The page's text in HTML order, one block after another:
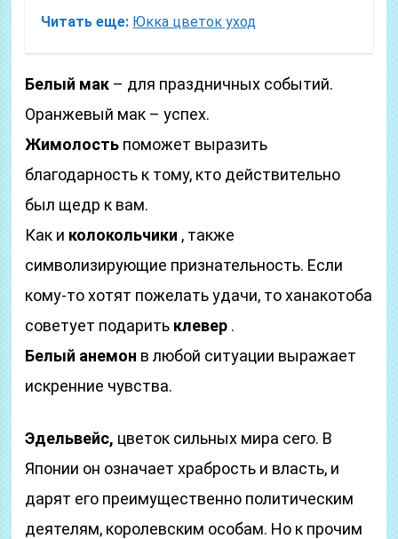
Читать еще: Юкка цветок уход
Белый мак – для праздничных событий.
Оранжевый мак – успех.
Жимолость поможет выразить
благодарность к тому, кто действительно
был щедр к вам.
Как и колокольчики , также
символизирующие признательность. Если
кому-то хотят пожелать удачи, то ханакотоба
советует подарить клевер .
Белый анемон в любой ситуации выражает
искренние чувства.
Эдельвейс, цветок сильных мира сего. В
Японии он означает храбрость и власть, и
дарят его преимущественно политическим
деятелям, королевским особам. Но к прочим